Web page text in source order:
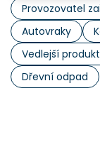
Provozovatel
Autovraky
Vedlejší produkt
Dřevní odpad